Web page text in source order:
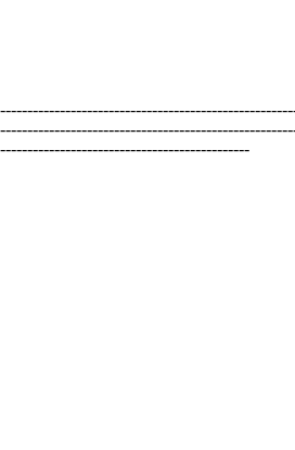
----------------------------------------------